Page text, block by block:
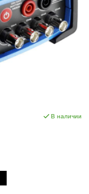
В наличии